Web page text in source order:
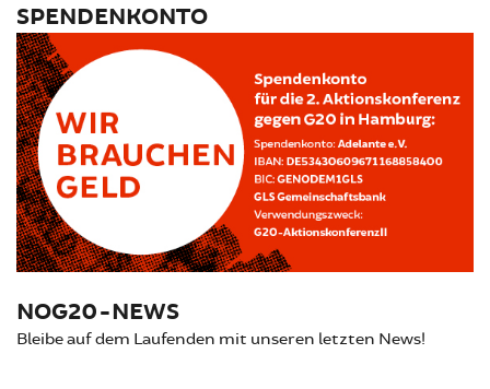
SPENDENKONTO
NOG20-NEWS
Bleibe auf dem Laufenden mit unseren letzten News!